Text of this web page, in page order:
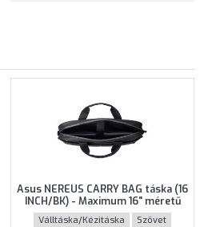
Asus NEREUS CARRY BAG táska (16
INCH/BK) - Maximum 16" méretű
notebookokhoz, Fekete színben
Válltáska/Kézitáska Szövet